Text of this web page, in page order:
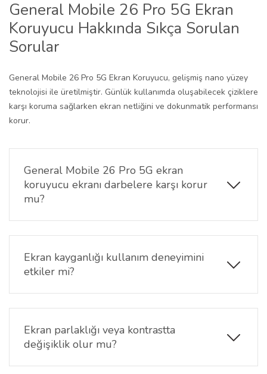
General Mobile 26 Pro 5G Ekran
Koruyucu Hakkında Sıkça Sorulan
Sorular
General Mobile 26 Pro 5G Ekran Koruyucu, gelişmiş nano yüzey
teknolojisi ile üretilmiştir. Günlük kullanımda oluşabilecek çiziklere
karşı koruma sağlarken ekran netliğini ve dokunmatik performansı
korur.
General Mobile 26 Pro 5G ekran
koruyucu ekranı darbelere karşı korur
mu?
General Mobile 26 Pro 5G ekran koruyucu, günlük
kullanımda oluşabilecek hafif darbe ve çiziklere
karşı koruma sağlar. Ekranın yüzeyinin zarar
görmesini önlemeye yardımcı olur.
Ekran kayganlığı kullanım deneyimini
etkiler mi?
Nano yüzey, parmak hareketlerinin akıcı şekilde
ilerlemesini sağlar. Kaydırma ve uygulama
geçişlerinde doğal bir kullanım hissi sunar.
Ekran parlaklığı veya kontrastta
değişiklik olur mu?
Yüksek şeffaf nano kaplama sayesinde ekran